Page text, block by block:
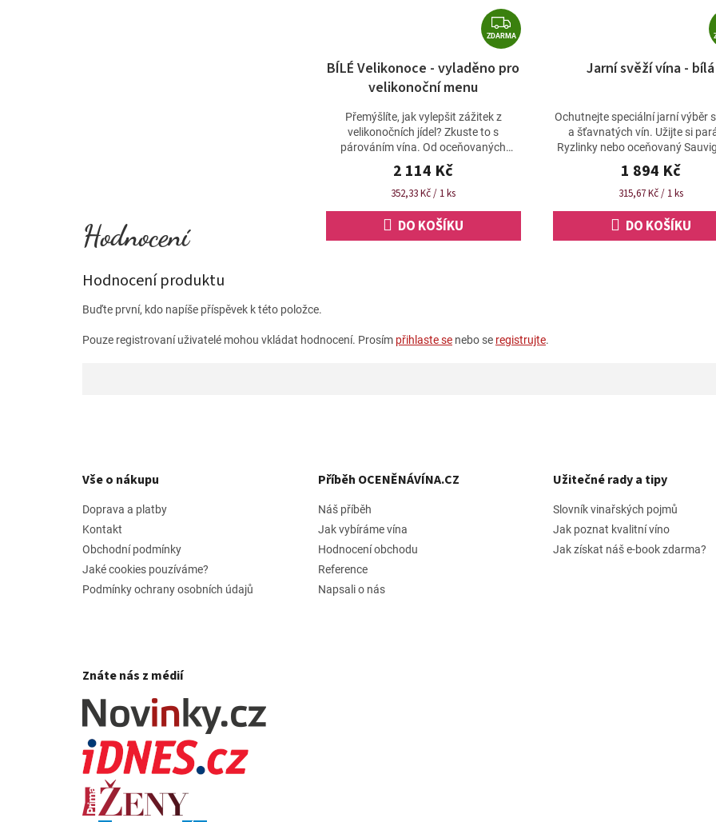
Z
D
R
ZDARMA
BÍLÉ Velikonoce - vyladěno pro
velikonoční menu
2 114 Kč
Měrná
352,33 Kč / 1 ks
DO KOŠÍKU
Přemýšlíte, jak vylepšit zážitek z
velikonočních jídel? Zkuste to s
párováním vína. Od oceňovaných
Ryzlinků z Mosely a Pfalzu,
expresivního Sauvignonu z...
Jarní svěží vína - bílá
1 894 Kč
Měrná
315,67 Kč / 1 ks
DO KOŠÍKU
Ochutnejte speciální jarní výběr
a šťavnatých vín. Užijte si
Ryzlinky nebo oceňovaný
Nového Zélandu. Vína jsou
samostatně,...
Hodnocení produktu
Buďte první, kdo napíše příspěvek k této položce.
Pouze registrovaní uživatelé mohou vkládat hodnocení. Prosím přihlaste se nebo se registrujte.
Vše o nákupu
Doprava a platby
Kontakt
Obchodní podmínky
Jaké cookies pouzíváme?
Podmínky ochrany osobních údajů
Příběh OCENĚNÁVÍNA.CZ
Náš příběh
Jak vybíráme vína
Hodnocení obchodu
Reference
Napsali o nás
Užitečné rady a tipy
Slovník vinařských pojmů
Jak poznat kvalitní víno
Jak získat náš e-book zdarma?
Znáte nás z médií